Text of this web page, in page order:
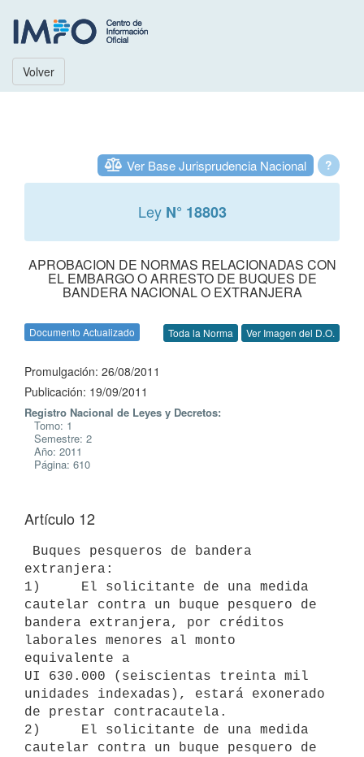
Volver
?
Ver Base Jurisprudencia Nacional
Ley N° 18803
APROBACION DE NORMAS RELACIONADAS CON
EL EMBARGO O ARRESTO DE BUQUES DE
BANDERA NACIONAL O EXTRANJERA
Documento Actualizado Toda la Norma Ver Imagen del D.O.
Promulgación: 26/08/2011
Publicación: 19/09/2011
Registro Nacional de Leyes y Decretos:
Tomo: 1
Semestre: 2
Año: 2011
Página: 610
Artículo 12
extranjera:
1)     El solicitante de una medida
cautelar contra un buque pesquero de
bandera extranjera, por créditos
laborales menores al monto
equivalente a
UI 630.000 (seiscientas treinta mil
unidades indexadas), estará exonerado
de prestar contracautela.
2)     El solicitante de una medida
cautelar contra un buque pesquero de